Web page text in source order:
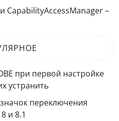
CapabilityAccessManager –
при первой настройке
устранить
переключения
и 8.1